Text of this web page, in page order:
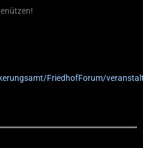
FriedhofForum/